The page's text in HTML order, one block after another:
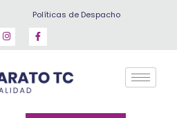
Políticas de Despacho